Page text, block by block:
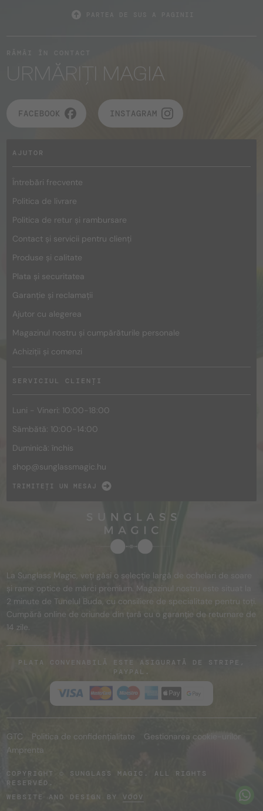
URMĂRIȚI MAGIA
FACEBOOK INSTAGRAM
AJUTOR
Întrebări frecvente
Politica de livrare
Politica de retur și rambursare
Contact și servicii pentru clienți
Produse și calitate
Plata și securitatea
Garanție și reclamații
Ajutor cu alegerea
Magazinul nostru și cumpărăturile personale
Achiziții și comenzi
SERVICIUL CLIENȚI
Luni - Vineri: 10:00-18:00
Sâmbătă: 10:00-14:00
Duminică: închis
shop@sunglassmagic.hu
TRIMITEȚI UN MESAJ
La Sunglass Magic, veți găsi o selecție largă de ochelari de soare
și rame optice de mărci premium. Magazinul nostru este situat la
2 minute de Tunelul Buda, cu consiliere de specialitate pentru toți.
Cumpără online de oriunde din țară cu o garanție de returnare de
14 zile.
PLATA CONVENABILĂ ESTE ASIGURATĂ DE STRIPE,
PAYPAL.
GTC Politica de confidențialitate
Gestionarea cookie-urilor
Amprenta
COPYRIGHT © SUNGLASS MAGIC. ALL RIGHTS
RESERVED.
WEBSITE AND DESIGN BY VOOV